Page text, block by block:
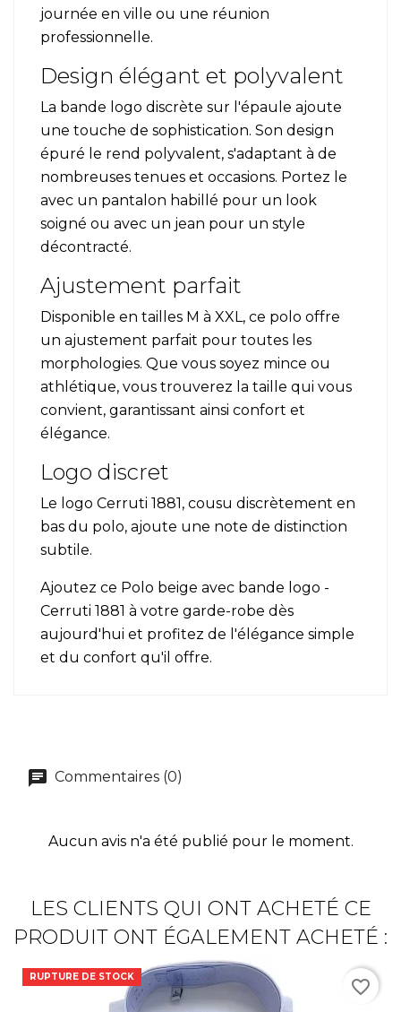
journée en ville ou une réunion
professionnelle.
Design élégant et polyvalent
La bande logo discrète sur l'épaule ajoute
une touche de sophistication. Son design
épuré le rend polyvalent, s'adaptant à de
nombreuses tenues et occasions. Portez le
avec un pantalon habillé pour un look
soigné ou avec un jean pour un style
décontracté.
Ajustement parfait
Disponible en tailles M à XXL, ce polo offre
un ajustement parfait pour toutes les
morphologies. Que vous soyez mince ou
athlétique, vous trouverez la taille qui vous
convient, garantissant ainsi confort et
élégance.
Logo discret
Le logo Cerruti 1881, cousu discrètement en
bas du polo, ajoute une note de distinction
subtile.
Ajoutez ce Polo beige avec bande logo -
Cerruti 1881 à votre garde-robe dès
aujourd'hui et profitez de l'élégance simple
et du confort qu'il offre.
Commentaires (0)
Aucun avis n'a été publié pour le moment.
LES CLIENTS QUI ONT ACHETÉ CE
PRODUIT ONT ÉGALEMENT ACHETÉ :
RUPTURE DE STOCK favorite_border